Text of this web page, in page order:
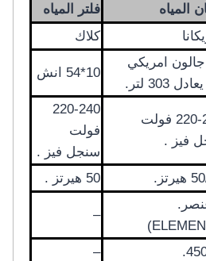
المياه فلتر المياه
كلاك
80 جالون امريكي
303 لتر.
10*54 انش
220-240 فولت
فيز .
220-240
فولت
سنجل فيز .
50 هيرتز .
عنصر.
–
–